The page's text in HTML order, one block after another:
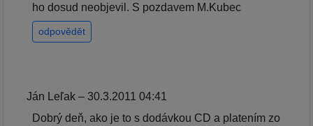
ho dosud neobjevil. S pozdavem M.Kubec
odpovědět
Ján Leľak – 30.3.2011 04:41
Dobrý deň, ako je to s dodávkou CD a platením zo